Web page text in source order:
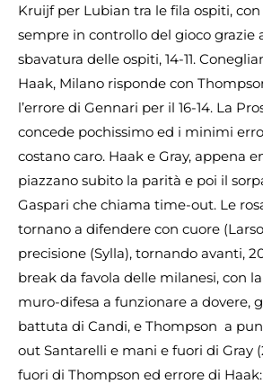
Kruijf per Lubian tra le fila ospiti,
sempre in controllo del gioco grazie
sbavatura delle ospiti, 14-11.
Haak, Milano risponde con
l’errore di Gennari per il 16-14. La
concede pochissimo ed i minimi
costano caro. Haak e Gray, appena
piazzano subito la parità e poi il
Gaspari che chiama time-out. Le
tornano a difendere con cuore
precisione (Sylla), tornando avanti,
break da favola delle milanesi, con
muro-difesa a funzionare a dovere,
battuta di Candi, e Thompson a
out Santarelli e mani e fuori di Gray
fuori di Thompson ed errore di